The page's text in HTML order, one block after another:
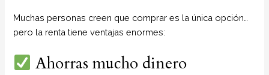
Muchas personas creen que comprar es la única opción…
pero la renta tiene ventajas enormes:
Ahorras mucho dinero